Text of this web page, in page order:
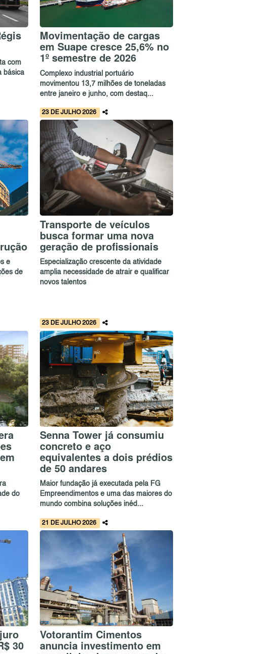
com
básica
Movimentação de cargas
em Suape cresce 25,6% no
1º semestre de 2026
Complexo industrial portuário
movimentou 13,7 milhões de toneladas
entre janeiro e junho, com destaq...
e
de
23 DE JULHO 2026
Transporte de veículos
busca formar uma nova
geração de profissionais
Especialização crescente da atividade
amplia necessidade de atrair e qualificar
novos talentos
do
23 DE JULHO 2026
Senna Tower já consumiu
concreto e aço
equivalentes a dois prédios
de 50 andares
Maior fundação já executada pela FG
Empreendimentos e uma das maiores do
mundo combina soluções inéd...
30
21 DE JULHO 2026
Votorantim Cimentos
anuncia investimento em